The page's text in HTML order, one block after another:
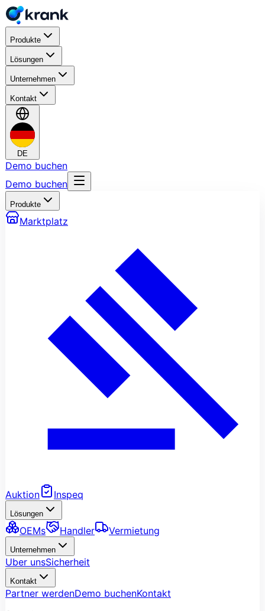
Produkte
Lösungen
Unternehmen
Kontakt
DE
Demo buchen
Demo buchen
Produkte
Marktplatz
Auktion Inspeq
Lösungen
OEMs Handler Vermietung
Unternehmen
Uber unsSicherheit
Kontakt
Partner werdenDemo buchenKontakt